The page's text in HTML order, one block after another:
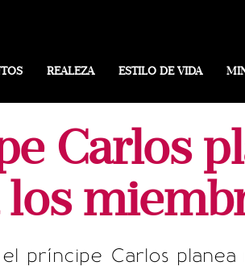
REALEZA ESTILO DE VIDA
Carlos
príncipe Carlos